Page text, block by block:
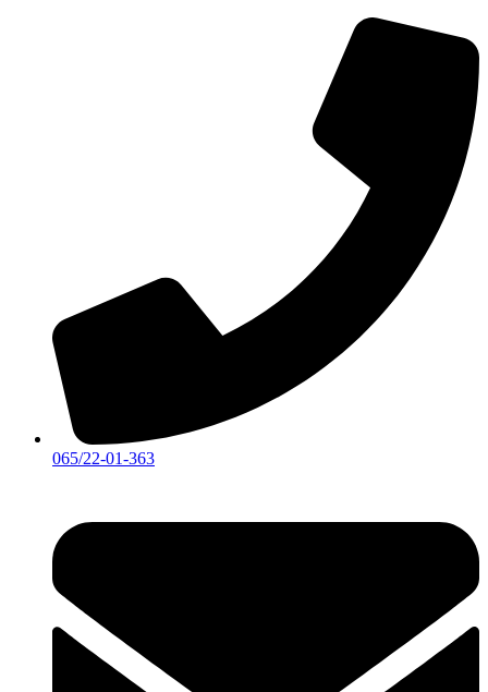
065/22-01-363